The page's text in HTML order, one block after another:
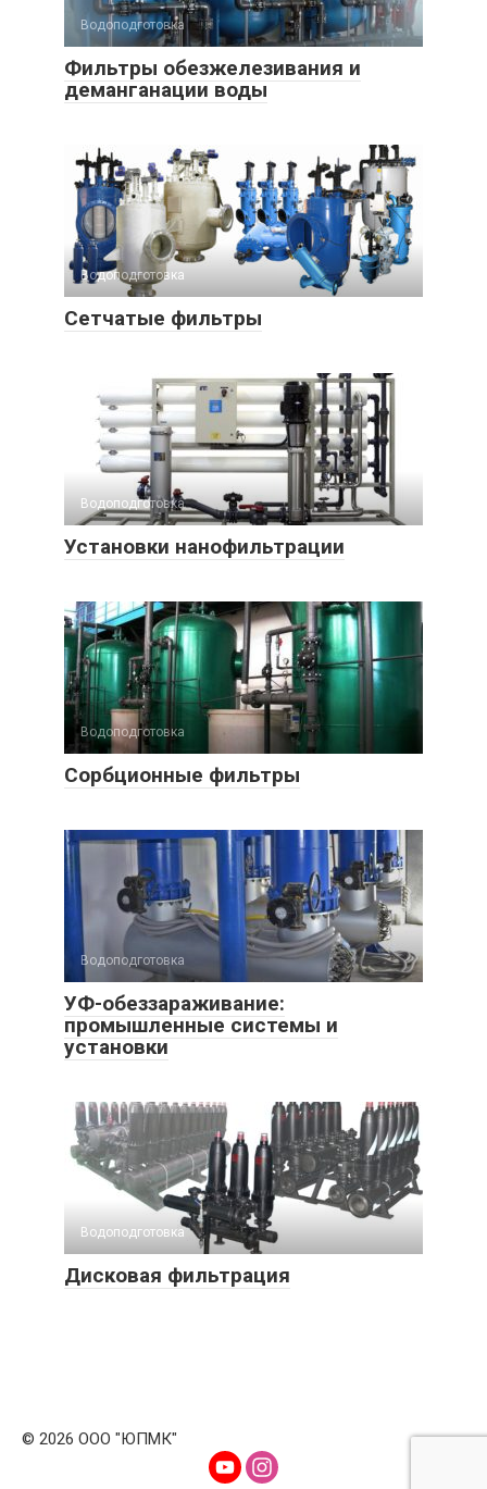
Водоподготовка
Фильтры обезжелезивания и
деманганации воды
Водоподготовка
Сетчатые фильтры
Водоподготовка
Установки нанофильтрации
Водоподготовка
Сорбционные фильтры
Водоподготовка
УФ-обеззараживание:
промышленные системы и
установки
Водоподготовка
Дисковая фильтрация
© 2026 ООО "ЮПМК"